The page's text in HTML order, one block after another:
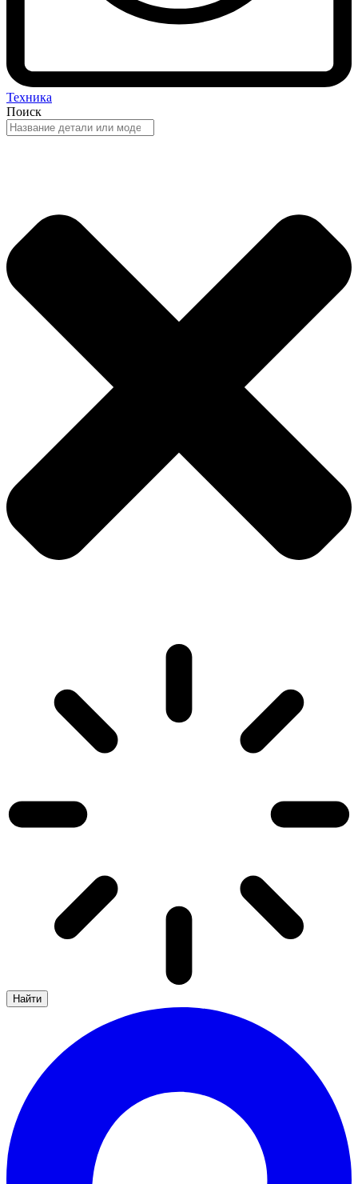
Техника
Поиск
Найти